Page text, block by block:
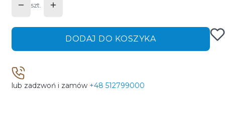
szt.
DODAJ DO KOSZYKA
lub zadzwoń i zamów +48 512799000